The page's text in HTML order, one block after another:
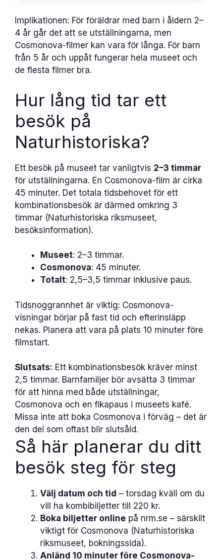
Implikationen: För föräldrar med barn i åldern 2–
4 år går det att se utställningarna, men
Cosmonova-filmer kan vara för långa. För barn
från 5 år och uppåt fungerar hela museet och
de flesta filmer bra.
Hur lång tid tar ett
besök på
Naturhistoriska?
Ett besök på museet tar vanligtvis 2–3 timmar
för utställningarna. En Cosmonova-film är cirka
45 minuter. Det totala tidsbehovet för ett
kombinationsbesök är därmed omkring 3
timmar (Naturhistoriska riksmuseet,
besöksinformation).
Museet: 2–3 timmar.
Cosmonova: 45 minuter.
Totalt: 2,5–3,5 timmar inklusive paus.
Tidsnoggrannhet är viktig: Cosmonova-
visningar börjar på fast tid och efterinsläpp
nekas. Planera att vara på plats 10 minuter före
filmstart.
Slutsats: Ett kombinationsbesök kräver minst
2,5 timmar. Barnfamiljer bör avsätta 3 timmar
för att hinna med både utställningar,
Cosmonova och en fikapaus i museets kafé.
Missa inte att boka Cosmonova i förväg – det är
den del som oftast blir slutsåld.
Så här planerar du ditt
besök steg för steg
Välj datum och tid – torsdag kväll om du
vill ha kombibiljetter till 220 kr.
Boka biljetter online på nrm.se – särskilt
viktigt för Cosmonova (Naturhistoriska
riksmuseet, bokningssida).
Anländ 10 minuter före Cosmonova-